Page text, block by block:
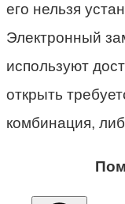
его нельзя
Электронный
используют
открыть
комбинация,